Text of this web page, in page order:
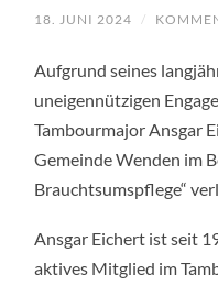
18. JUNI 2024 /
Aufgrund seines
uneigennützigen
Tambourmajor Ansgar
Gemeinde Wenden im
Brauchtsumspflege“
Ansgar Eichert ist seit
aktives Mitglied im